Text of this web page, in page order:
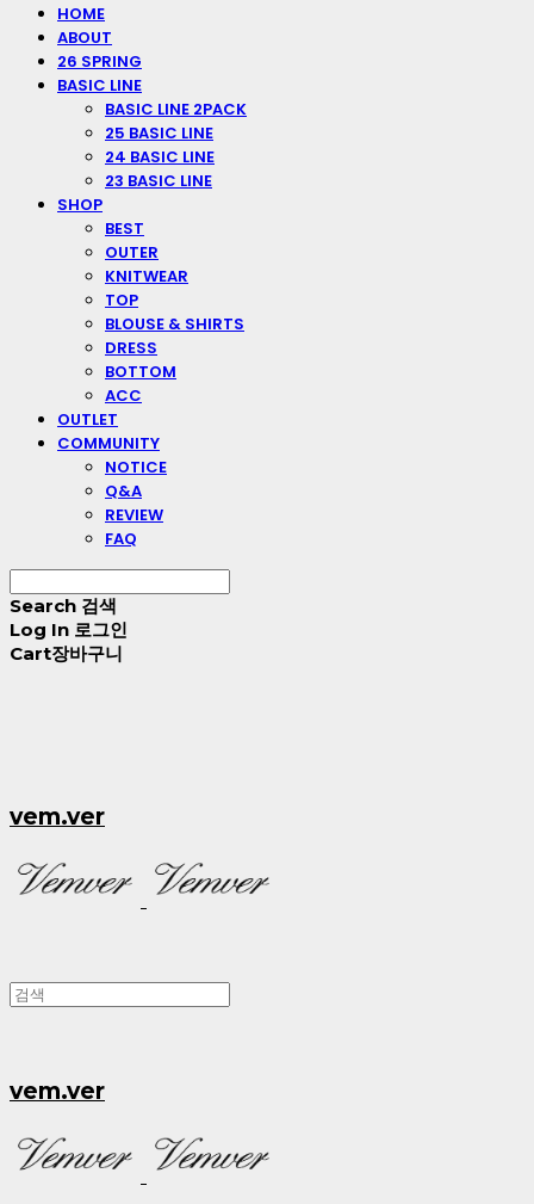
HOME
ABOUT
26 SPRING
BASIC LINE
BASIC LINE 2PACK
25 BASIC LINE
24 BASIC LINE
23 BASIC LINE
SHOP
BEST
OUTER
KNITWEAR
TOP
BLOUSE & SHIRTS
DRESS
BOTTOM
ACC
OUTLET
COMMUNITY
NOTICE
Q&A
REVIEW
FAQ
Search 검색
Log In 로그인
Cart장바구니
vem.ver
vem.ver